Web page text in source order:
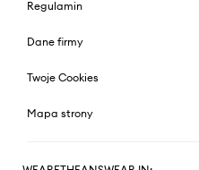
Regulamin
Dane firmy
Twoje Cookies
Mapa strony